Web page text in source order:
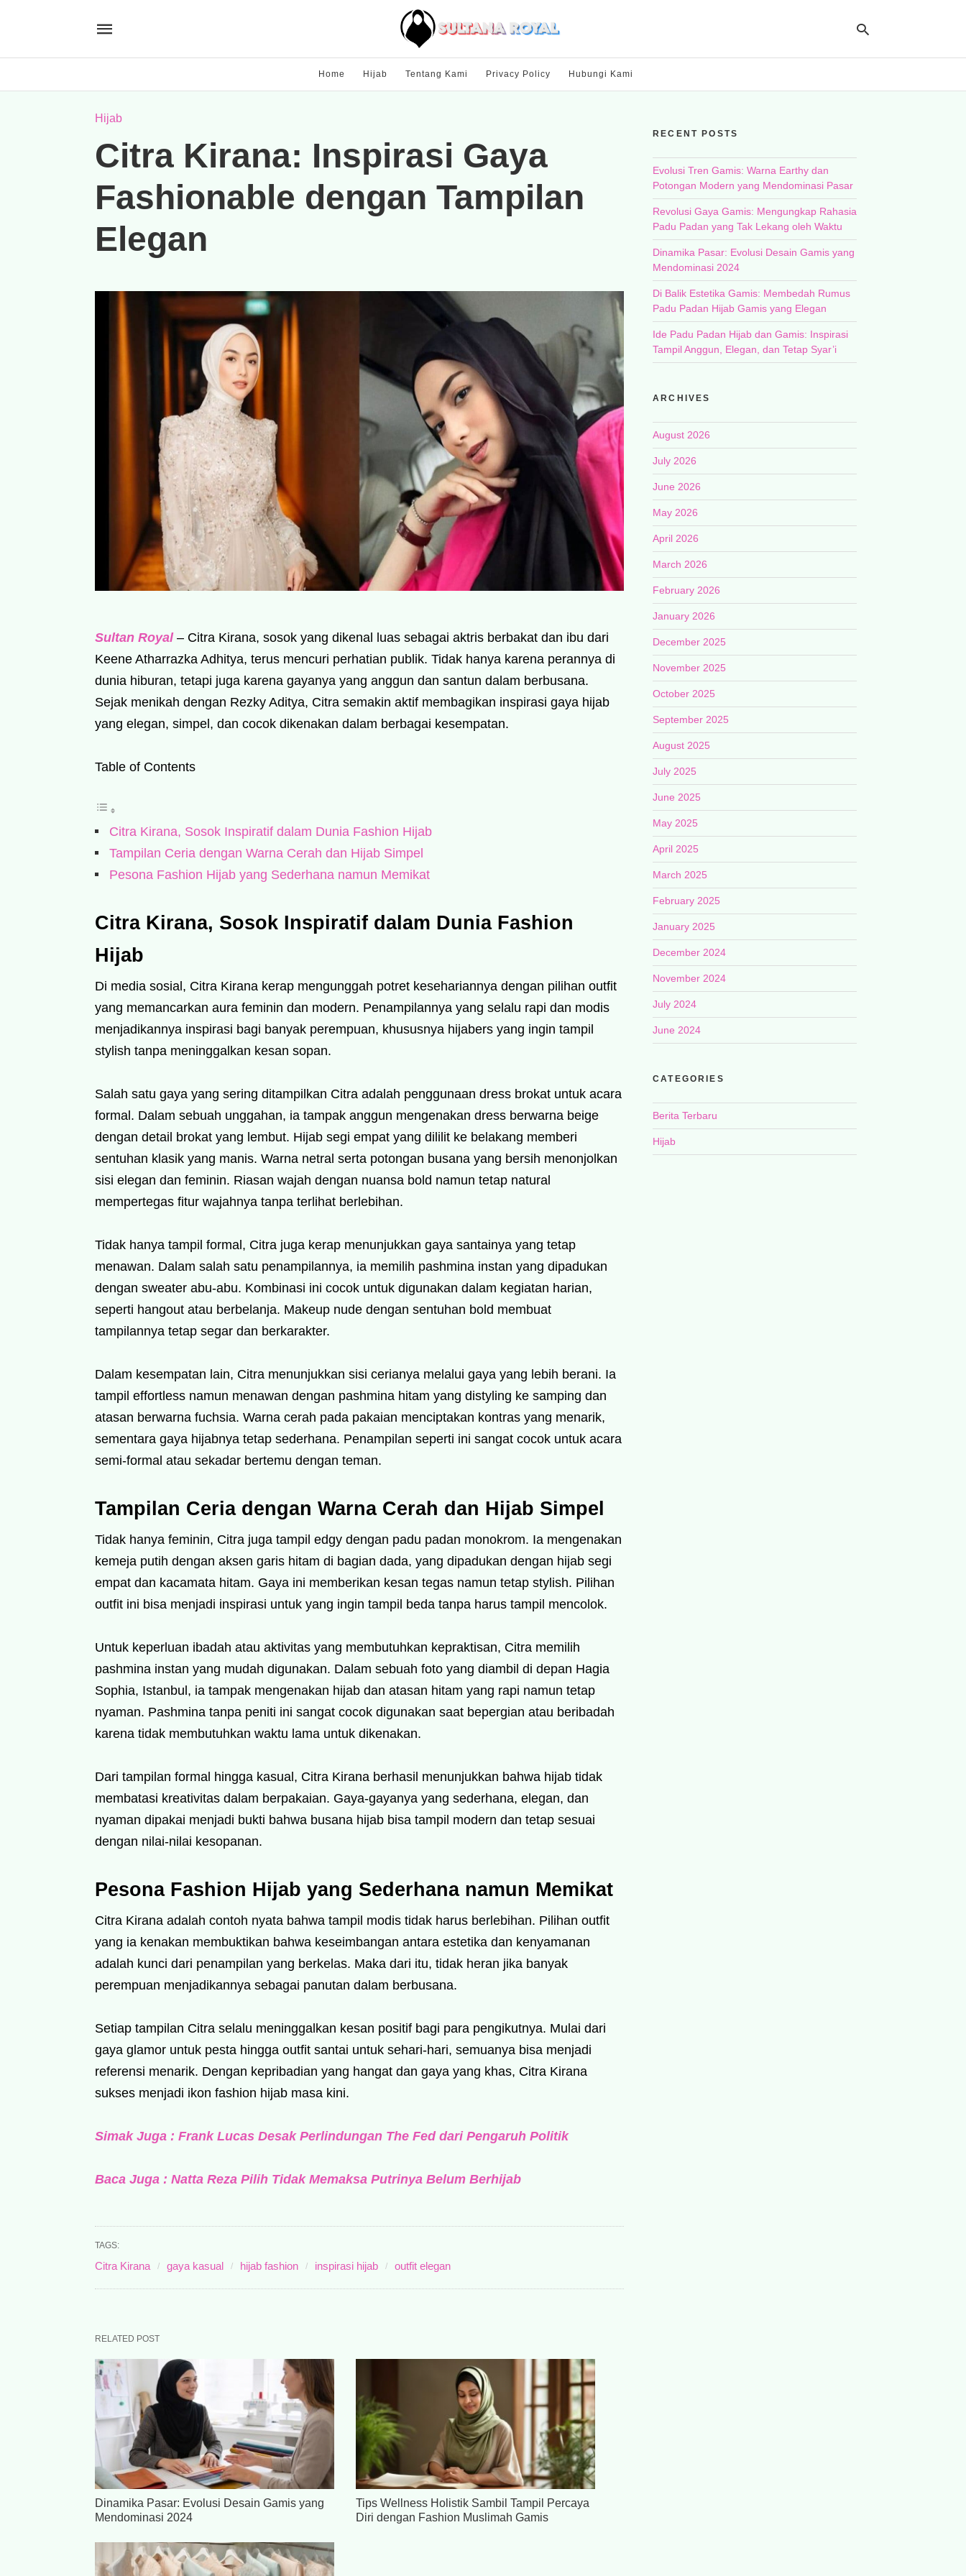
Home Hijab Tentang Kami Privacy Policy Hubungi Kami
Hijab
Citra Kirana: Inspirasi Gaya
Fashionable dengan Tampilan
Elegan
Sultan Royal– Citra Kirana, sosok yang dikenal luas sebagai aktris berbakat dan ibu dari
Keene Atharrazka Adhitya, terus mencuri perhatian publik. Tidak hanya karena perannya di
dunia hiburan, tetapi juga karena gayanya yang anggun dan santun dalam berbusana.
Sejak menikah dengan Rezky Aditya, Citra semakin aktif membagikan inspirasi gaya hijab
yang elegan, simpel, dan cocok dikenakan dalam berbagai kesempatan.
Table of Contents
Citra Kirana, Sosok Inspiratif dalam Dunia Fashion Hijab
Tampilan Ceria dengan Warna Cerah dan Hijab Simpel
Pesona Fashion Hijab yang Sederhana namun Memikat
Citra Kirana, Sosok Inspiratif dalam Dunia Fashion
Hijab
Di media sosial, Citra Kirana kerap mengunggah potret kesehariannya dengan pilihan outfit
yang memancarkan aura feminin dan modern. Penampilannya yang selalu rapi dan modis
menjadikannya inspirasi bagi banyak perempuan, khususnya hijabers yang ingin tampil
stylish tanpa meninggalkan kesan sopan.
Salah satu gaya yang sering ditampilkan Citra adalah penggunaan dress brokat untuk acara
formal. Dalam sebuah unggahan, ia tampak anggun mengenakan dress berwarna beige
dengan detail brokat yang lembut. Hijab segi empat yang dililit ke belakang memberi
sentuhan klasik yang manis. Warna netral serta potongan busana yang bersih menonjolkan
sisi elegan dan feminin. Riasan wajah dengan nuansa bold namun tetap natural
mempertegas fitur wajahnya tanpa terlihat berlebihan.
Tidak hanya tampil formal, Citra juga kerap menunjukkan gaya santainya yang tetap
menawan. Dalam salah satu penampilannya, ia memilih pashmina instan yang dipadukan
dengan sweater abu-abu. Kombinasi ini cocok untuk digunakan dalam kegiatan harian,
seperti hangout atau berbelanja. Makeup nude dengan sentuhan bold membuat
tampilannya tetap segar dan berkarakter.
Dalam kesempatan lain, Citra menunjukkan sisi cerianya melalui gaya yang lebih berani. Ia
tampil effortless namun menawan dengan pashmina hitam yang distyling ke samping dan
atasan berwarna fuchsia. Warna cerah pada pakaian menciptakan kontras yang menarik,
sementara gaya hijabnya tetap sederhana. Penampilan seperti ini sangat cocok untuk acara
semi-formal atau sekadar bertemu dengan teman.
Tampilan Ceria dengan Warna Cerah dan Hijab Simpel
Tidak hanya feminin, Citra juga tampil edgy dengan padu padan monokrom. Ia mengenakan
kemeja putih dengan aksen garis hitam di bagian dada, yang dipadukan dengan hijab segi
empat dan kacamata hitam. Gaya ini memberikan kesan tegas namun tetap stylish. Pilihan
outfit ini bisa menjadi inspirasi untuk yang ingin tampil beda tanpa harus tampil mencolok.
Untuk keperluan ibadah atau aktivitas yang membutuhkan kepraktisan, Citra memilih
pashmina instan yang mudah digunakan. Dalam sebuah foto yang diambil di depan Hagia
Sophia, Istanbul, ia tampak mengenakan hijab dan atasan hitam yang rapi namun tetap
nyaman. Pashmina tanpa peniti ini sangat cocok digunakan saat bepergian atau beribadah
karena tidak membutuhkan waktu lama untuk dikenakan.
Dari tampilan formal hingga kasual, Citra Kirana berhasil menunjukkan bahwa hijab tidak
membatasi kreativitas dalam berpakaian. Gaya-gayanya yang sederhana, elegan, dan
nyaman dipakai menjadi bukti bahwa busana hijab bisa tampil modern dan tetap sesuai
dengan nilai-nilai kesopanan.
Pesona Fashion Hijab yang Sederhana namun Memikat
Citra Kirana adalah contoh nyata bahwa tampil modis tidak harus berlebihan. Pilihan outfit
yang ia kenakan membuktikan bahwa keseimbangan antara estetika dan kenyamanan
adalah kunci dari penampilan yang berkelas. Maka dari itu, tidak heran jika banyak
perempuan menjadikannya sebagai panutan dalam berbusana.
Setiap tampilan Citra selalu meninggalkan kesan positif bagi para pengikutnya. Mulai dari
gaya glamor untuk pesta hingga outfit santai untuk sehari-hari, semuanya bisa menjadi
referensi menarik. Dengan kepribadian yang hangat dan gaya yang khas, Citra Kirana
sukses menjadi ikon fashion hijab masa kini.
Simak Juga : Frank Lucas Desak Perlindungan The Fed dari Pengaruh Politik
Baca Juga : Natta Reza Pilih Tidak Memaksa Putrinya Belum Berhijab
TAGS:
Citra Kirana gaya kasual hijab fashion inspirasi hijab outfit elegan
RELATED POST
Dinamika Pasar: Evolusi Desain Gamis yang
Mendominasi 2024
Tips Wellness Holistik Sambil Tampil Percaya
Diri dengan Fashion Muslimah Gamis
RECENT POSTS
Evolusi Tren Gamis: Warna Earthy dan
Potongan Modern yang Mendominasi Pasar
Revolusi Gaya Gamis: Mengungkap Rahasia
Padu Padan yang Tak Lekang oleh Waktu
Dinamika Pasar: Evolusi Desain Gamis yang
Mendominasi 2024
Di Balik Estetika Gamis: Membedah Rumus
Padu Padan Hijab Gamis yang Elegan
Ide Padu Padan Hijab dan Gamis: Inspirasi
Tampil Anggun, Elegan, dan Tetap Syar’i
ARCHIVES
August 2026
July 2026
June 2026
May 2026
April 2026
March 2026
February 2026
January 2026
December 2025
November 2025
October 2025
September 2025
August 2025
July 2025
June 2025
May 2025
April 2025
March 2025
February 2025
January 2025
December 2024
November 2024
July 2024
June 2024
CATEGORIES
Berita Terbaru
Hijab